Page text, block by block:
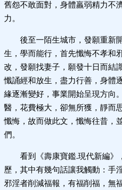
舊怨不敢面對，身體羸弱精力不
力。
後至一陌生城市，發願重新
生，學而能行，首先懺悔不孝和
改，發願找妻子，願發十日而結
懺誦經和放生，盡力行善，身體
緣逐漸變好，事業開始呈現方向
醫，花費極大，卻無所獲，靜而
懺悔，故而做此文，懺悔往昔，
們。
看到《壽康寶鑑.現代新編》
歷，其中有幾句話讓我觸動：手
邪淫者削減福報，有福削福，無